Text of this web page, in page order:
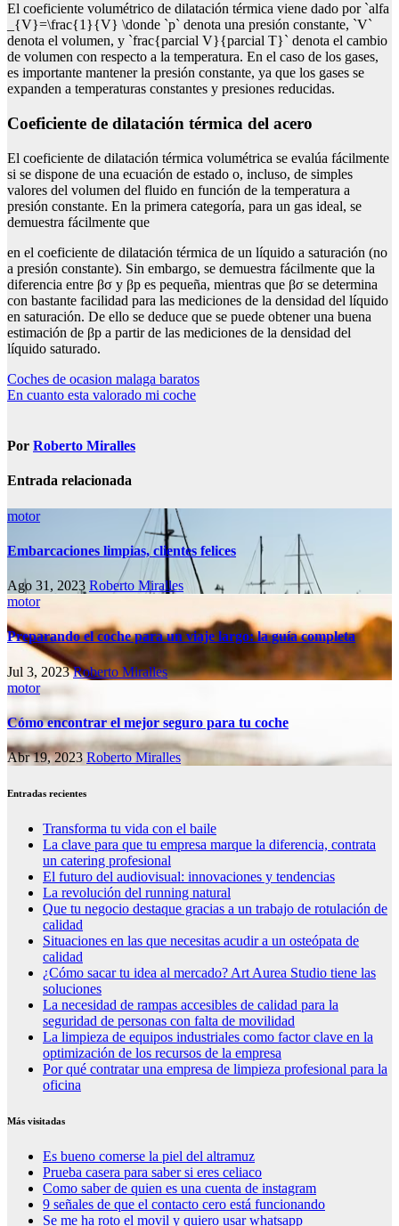
El coeficiente volumétrico de dilatación térmica viene dado por `alfa
_{V}=\frac{1}{V} \donde `p` denota una presión constante, `V`
denota el volumen, y `frac{parcial V}{parcial T}` denota el cambio
de volumen con respecto a la temperatura. En el caso de los gases,
es importante mantener la presión constante, ya que los gases se
expanden a temperaturas constantes y presiones reducidas.
coeficiente de dilatación térmica del acero
El coeficiente de dilatación térmica volumétrica se evalúa fácilmente
si se dispone de una ecuación de estado o, incluso, de simples
valores del volumen del fluido en función de la temperatura a
presión constante. En la primera categoría, para un gas ideal, se
demuestra fácilmente que
en el coeficiente de dilatación térmica de un líquido a saturación (no
a presión constante). Sin embargo, se demuestra fácilmente que la
diferencia entre βσ y βp es pequeña, mientras que βσ se determina
con bastante facilidad para las mediciones de la densidad del líquido
en saturación. De ello se deduce que se puede obtener una buena
estimación de βp a partir de las mediciones de la densidad del
líquido saturado.
Navegación
de
Coches de ocasion malaga baratos
En cuanto esta valorado mi coche
Por Roberto Miralles
Entrada relacionada
motor
Embarcaciones limpias, clientes felices
Ago 31, 2023 Roberto Miralles
motor
Preparando el coche para un viaje largo: la guía completa
Jul 3, 2023Roberto Miralles
motor
Cómo encontrar el mejor seguro para tu coche
Abr 19, 2023Roberto Miralles
Entradas recientes
Transforma tu vida con el baile
La clave para que tu empresa marque la diferencia, contrata
un catering profesional
El futuro del audiovisual: innovaciones y tendencias
La revolución del running natural
Que tu negocio destaque gracias a un trabajo de rotulación de
calidad
Situaciones en las que necesitas acudir a un osteópata de
calidad
¿Cómo sacar tu idea al mercado? Art Aurea Studio tiene las
soluciones
La necesidad de rampas accesibles de calidad para la
seguridad de personas con falta de movilidad
La limpieza de equipos industriales como factor clave en la
optimización de los recursos de la empresa
Por qué contratar una empresa de limpieza profesional para la
oficina
Más visitadas
Es bueno comerse la piel del altramuz
Prueba casera para saber si eres celiaco
Como saber de quien es una cuenta de instagram
9 señales de que el contacto cero está funcionando
Se me ha roto el movil y quiero usar whatsapp